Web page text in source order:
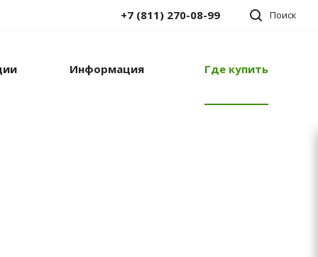
Поиск
+7 (811) 270-08-99
Информация Где купить